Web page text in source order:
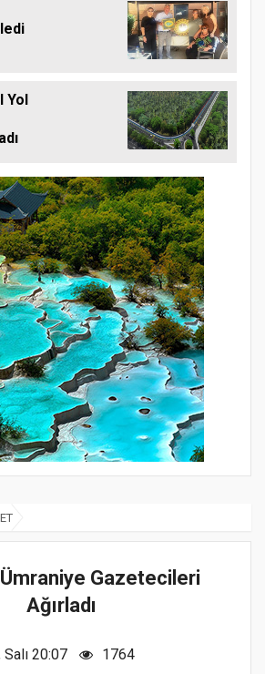
Gazetecileri
Ağırladı
20:07 1764